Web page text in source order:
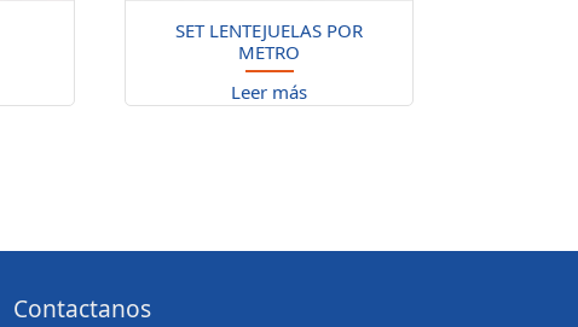
SET LENTEJUELAS POR
METRO
Leer más
Contactanos